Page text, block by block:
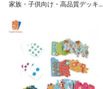
家族・子供向け・高品質デッキ・